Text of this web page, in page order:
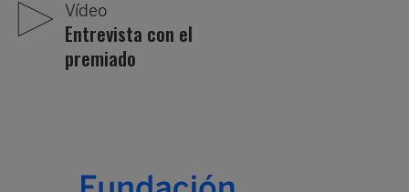
Vídeo
Entrevista con el
premiado